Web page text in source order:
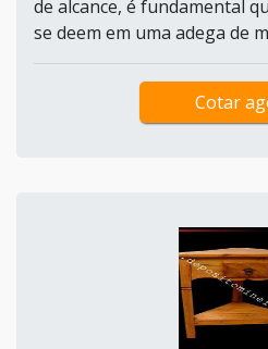
de alcance, é fundamental
se deem em uma adega de
Cotar